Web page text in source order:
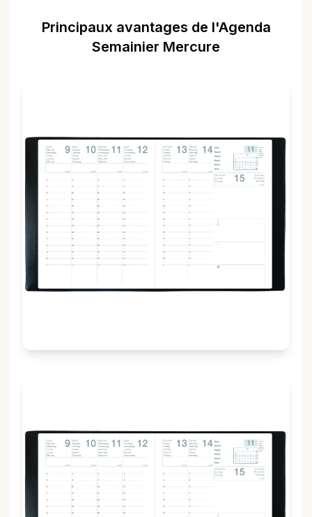
Principaux avantages de l'Agenda
Semainier Mercure